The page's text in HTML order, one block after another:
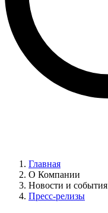
Главная
О Компании
Новости и события
Пресс-релизы